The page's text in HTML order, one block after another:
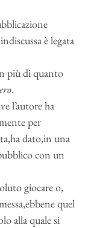
è legata
più di quanto
.
l’autore ha
per
dato,in una
con un
giocare o,
quel
alla quale si